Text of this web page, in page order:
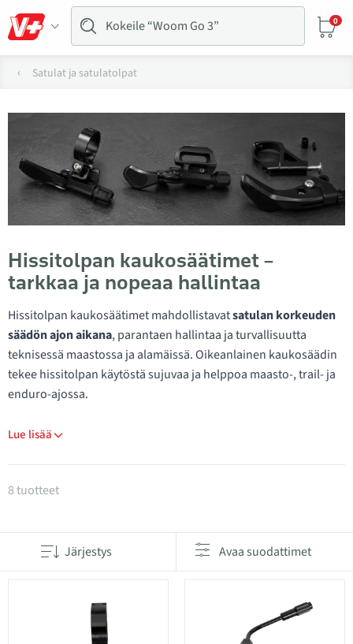
0
Satulat ja satulatolpat
Hissitolpan kaukosäätimet –
tarkkaa ja nopeaa hallintaa
Hissitolpan kaukosäätimet mahdollistavatsatulan korkeuden
säädön ajon aikana, parantaen hallintaa ja turvallisuutta
teknisessä maastossa ja alamäissä. Oikeanlainen kaukosäädin
tekee hissitolpan käytöstä sujuvaa ja helppoa maasto-, trail- ja
enduro-ajossa.
Lue lisää
Tuotteet kategoriassa Hissitolpan kaukosäätimet
8 tuotteet
Järjestys Avaa suodattimet